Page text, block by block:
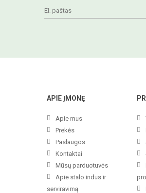
APIE ĮMONĘ
Apie mus
Prekės
Paslaugos
Kontaktai
Mūsų parduotuvės
Apie stalo indus ir
serviravimą